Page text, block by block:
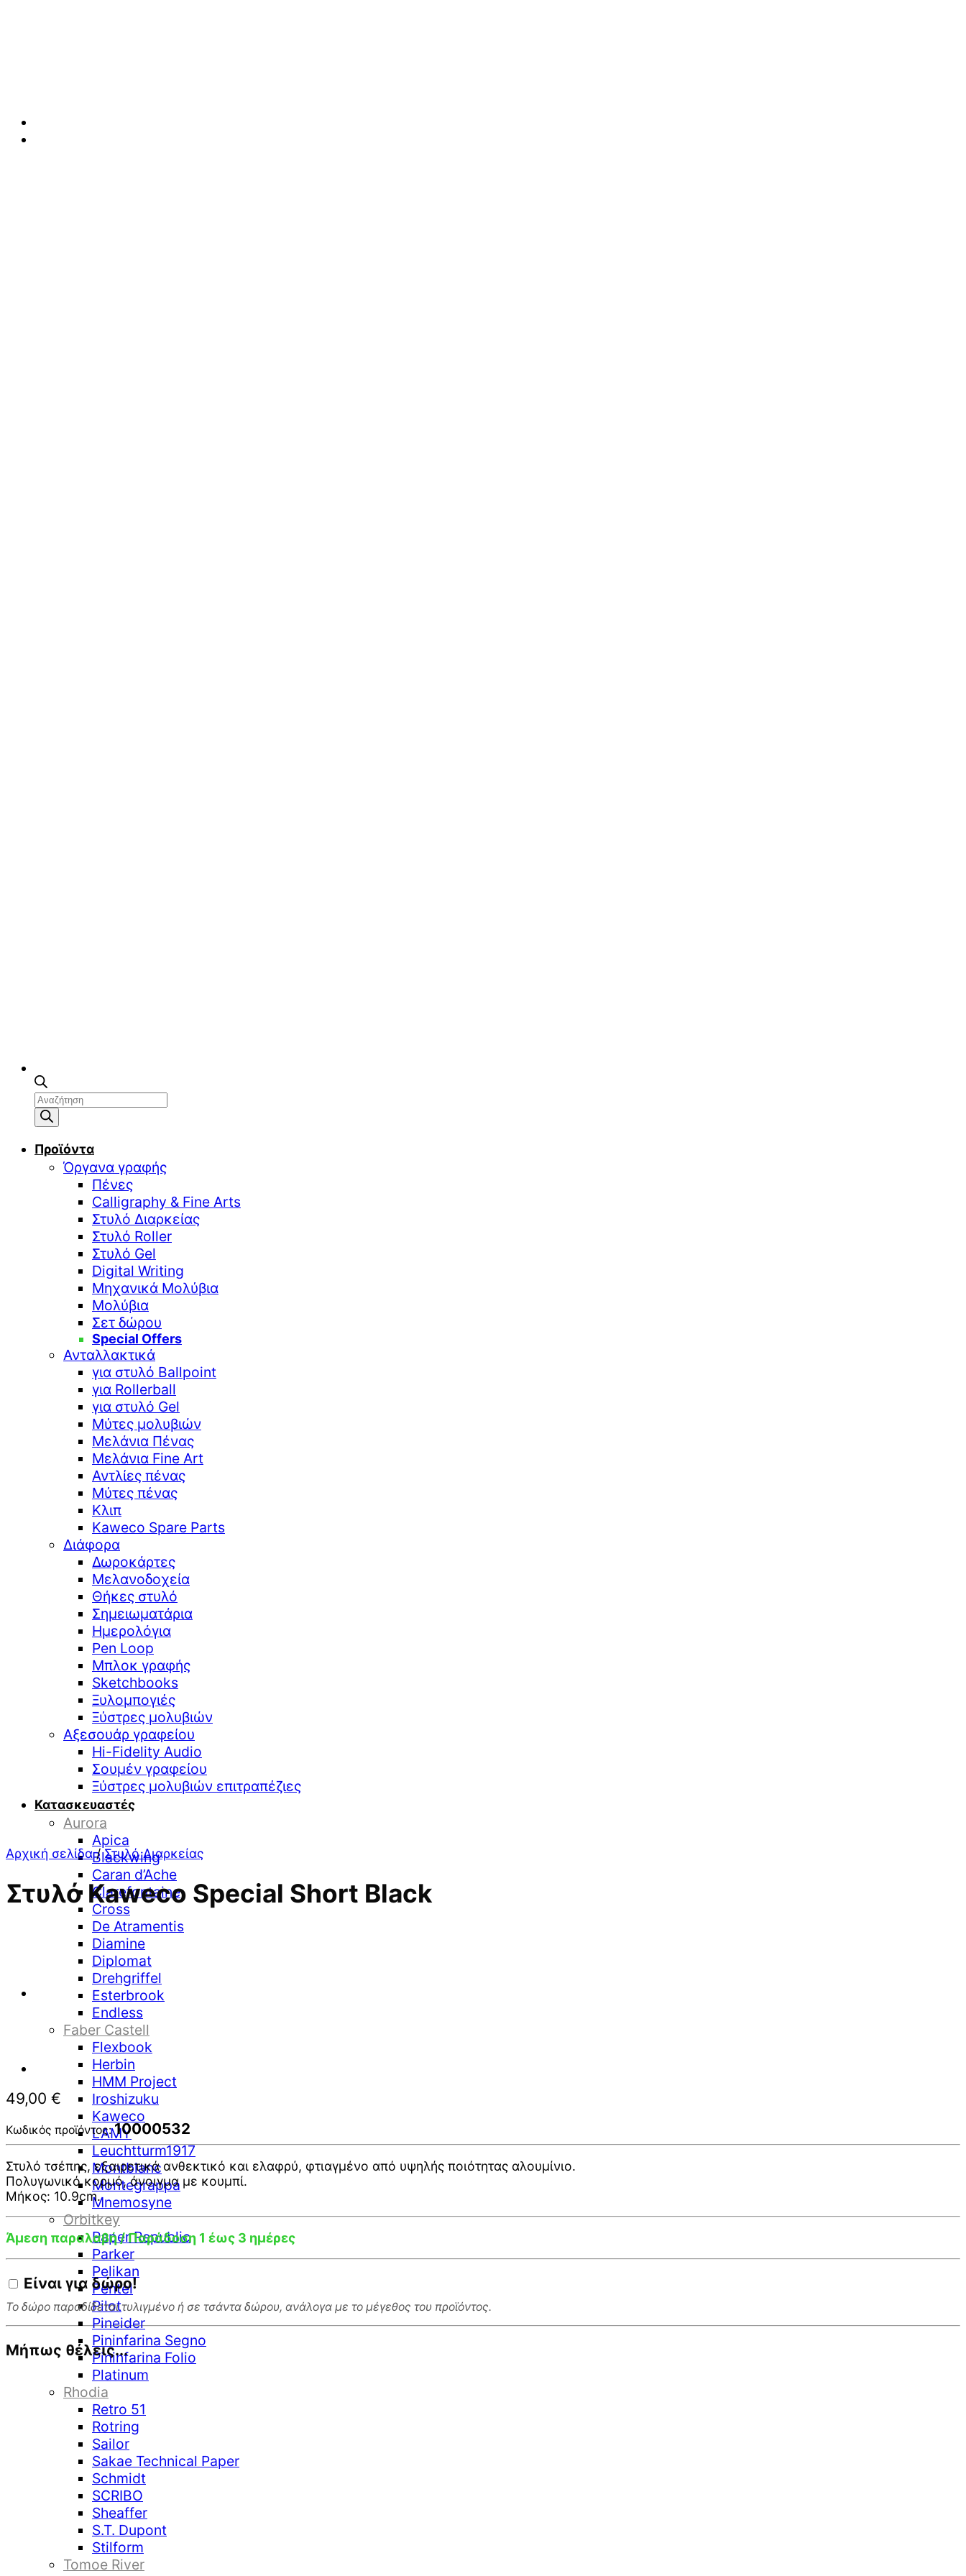
Αναζήτηση
προϊόντων
Προϊόντα
Όργανα γραφής
Πένες
Calligraphy & Fine Arts
Στυλό Διαρκείας
Στυλό Roller
Στυλό Gel
Digital Writing
Μηχανικά Μολύβια
Μολύβια
Σετ δώρου
Special Offers
Ανταλλακτικά
για στυλό Ballpoint
για Rollerball
για στυλό Gel
Μύτες μολυβιών
Μελάνια Πένας
Μελάνια Fine Art
Αντλίες πένας
Μύτες πένας
Κλιπ
Kaweco Spare Parts
Διάφορα
Δωροκάρτες
Μελανοδοχεία
Θήκες στυλό
Σημειωματάρια
Ημερολόγια
Pen Loop
Μπλοκ γραφής
Sketchbooks
Ξυλομπογιές
Ξύστρες μολυβιών
Αξεσουάρ γραφείου
Hi-Fidelity Audio
Σουμέν γραφείου
Ξύστρες μολυβιών επιτραπέζιες
Κατασκευαστές
Aurora
Apica
Blackwing
Caran d’Ache
Clarefontaine
Cross
De Atramentis
Diamine
Diplomat
Drehgriffel
Esterbrook
Endless
Faber Castell
Flexbook
Herbin
HMM Project
Iroshizuku
Kaweco
LAMY
Leuchtturm1917
Montblanc
Montegrappa
Mnemosyne
Orbitkey
Paper Republic
Parker
Pelikan
Pentel
Pilot
Pineider
Pininfarina Segno
Pininfarina Folio
Platinum
Rhodia
Retro 51
Rotring
Sailor
Sakae Technical Paper
Schmidt
SCRIBO
Sheaffer
S.T. Dupont
Stilform
Tomoe River
Αρχική σελίδα / Στυλό Διαρκείας
Στυλό Kaweco Special Short Black
49,00 €
Κωδικός προϊόντος:10000532
Στυλό τσέπης, εξαιρετικά ανθεκτικό και ελαφρύ, φτιαγμένο από υψηλής ποιότητας αλουμίνιο.
Πολυγωνικό κορμό, άνοιγμα με κουμπί.
Μήκος: 10.9cm.
Άμεση παραλαβή / Παράδοση 1 έως 3 ημέρες
Είναι για δώρο!
Το δώρο παραδίδεται τυλιγμένο ή σε τσάντα δώρου, ανάλογα με το μέγεθος του προϊόντος.
Μήπως θέλεις...